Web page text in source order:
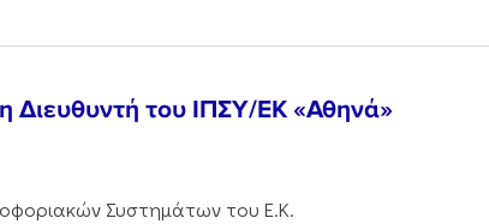
Διευθυντή του ΙΠΣΥ/ΕΚ «Αθηνά»
Συστημάτων του Ε.Κ.